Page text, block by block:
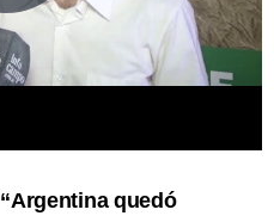
“Argentina quedó